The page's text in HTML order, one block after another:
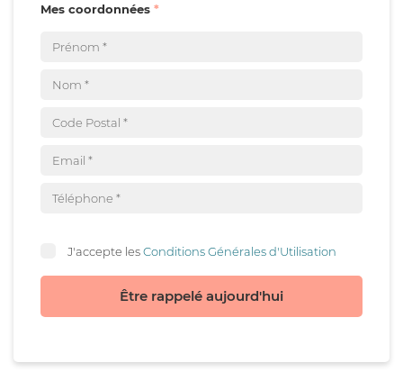
Mes coordonnées
J'accepte lesConditions Générales d'Utilisation
Être rappelé aujourd'hui